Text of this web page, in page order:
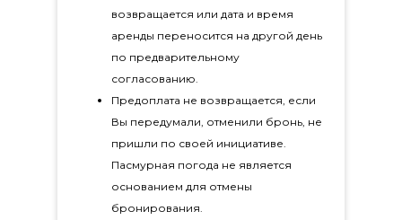
возвращается или дата и время
аренды переносится на другой день
по предварительному
согласованию.
Предоплата не возвращается, если
Вы передумали, отменили бронь, не
пришли по своей инициативе.
Пасмурная погода не является
основанием для отмены
бронирования.